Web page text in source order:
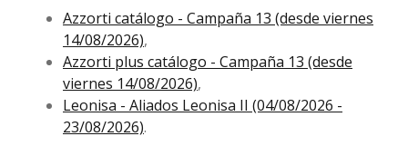
Azzorti catálogo - Campaña 13 (desde viernes
14/08/2026),
Azzorti plus catálogo - Campaña 13 (desde
viernes 14/08/2026),
Leonisa - Aliados Leonisa II (04/08/2026 -
23/08/2026).